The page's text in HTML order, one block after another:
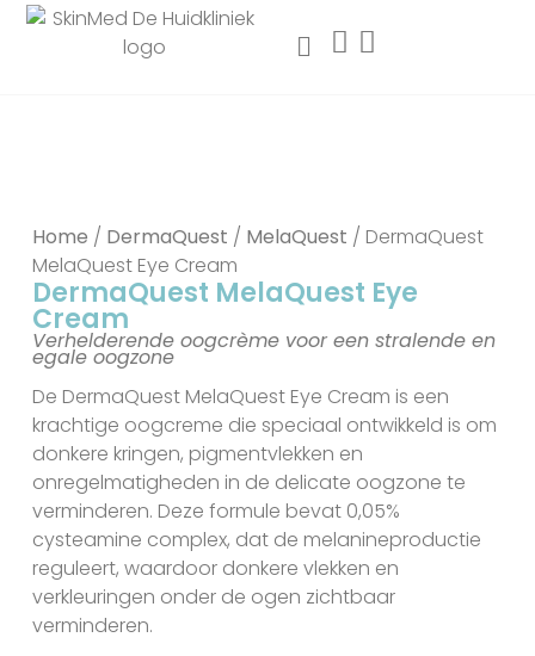
Home / DermaQuest / MelaQuest / DermaQuest
MelaQuest Eye Cream
DermaQuest MelaQuest Eye
Cream
Verhelderende oogcrème voor een stralende en
egale oogzone
De DermaQuest MelaQuest Eye Cream is een
krachtige oogcreme die speciaal ontwikkeld is om
donkere kringen, pigmentvlekken en
onregelmatigheden in de delicate oogzone te
verminderen. Deze formule bevat 0,05%
cysteamine complex, dat de melanineproductie
reguleert, waardoor donkere vlekken en
verkleuringen onder de ogen zichtbaar
verminderen.